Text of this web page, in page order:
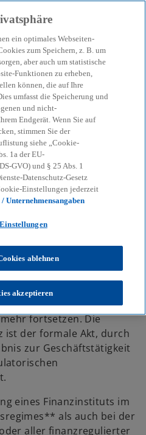
regulierten
im
Performance & Resilienz
und die
sind wesentliche Prozesse
die sicherstellen,
oder teilweise geordnet
werden, wenn sie ihre
fortsetzen. Die
ist der formale Akt, durch
zur Geschäftstätigkeit
eines Finanzinstituts im
als auch bei der
aller finanzregulierter
ein optimales Webseiten-
zum Speichern, z. B. um
aber auch um statistische
Funktionen zu erheben,
können, die auf Ihre
umfasst die Speicherung und
und nicht-
Endgerät. Wenn Sie auf
stimmen Sie der
siehe „Cookie-
1a der EU-
GVO) und § 25 Abs. 1
Datenschutz-Gesetz
Einstellungen jederzeit
Unternehmensangaben
ablehnen
akzeptieren